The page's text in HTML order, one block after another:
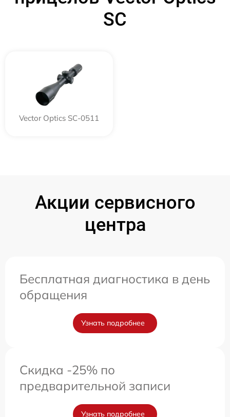
SC
Vector Optics SC-0511
Акции сервисного
центра
Бесплатная диагностика в день
обращения
Узнать подробнее
Скидка -25% по
предварительной записи
Узнать подробнее